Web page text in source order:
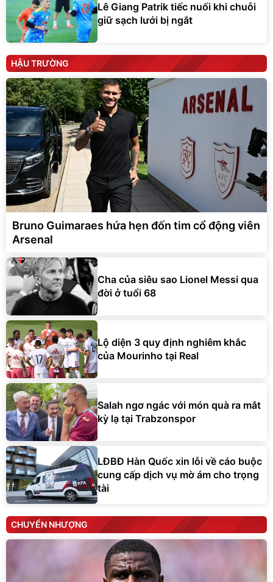
Lê Giang Patrik tiếc nuối khi chuỗi
giữ sạch lưới bị ngắt
HẬU TRƯỜNG
Bruno Guimaraes hứa hẹn đốn tim cổ động viên
Arsenal
Cha của siêu sao Lionel Messi qua
đời ở tuổi 68
Lộ diện 3 quy định nghiêm khắc
của Mourinho tại Real
Salah ngơ ngác với món quà ra mắt
kỳ lạ tại Trabzonspor
LĐBĐ Hàn Quốc xin lỗi về cáo buộc
cung cấp dịch vụ mờ ám cho trọng
tài
CHUYỂN NHƯỢNG